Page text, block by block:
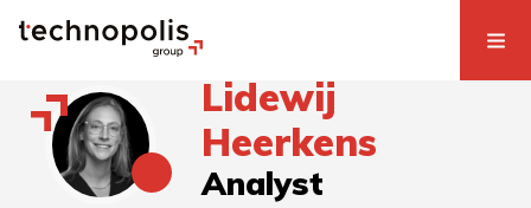
Lidewij
Heerkens
Analyst